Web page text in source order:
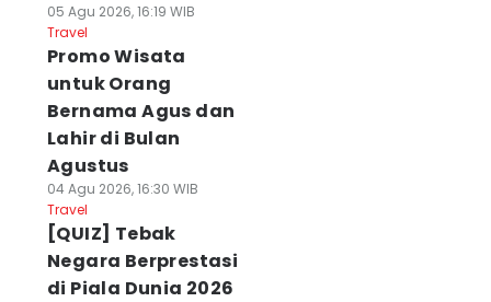
05 Agu 2026, 16:19 WIB
Travel
Promo Wisata
untuk Orang
Bernama Agus dan
Lahir di Bulan
Agustus
04 Agu 2026, 16:30 WIB
Travel
[QUIZ] Tebak
Negara Berprestasi
di Piala Dunia 2026